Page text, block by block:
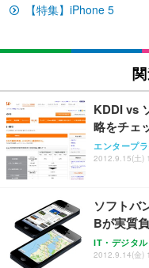
Sezlife オ
ワーク チ
レスト 3D
ョン PCチ
務用 おし
￥7,680
Sezlife オ
レスト 3D
ョン PCチ
務用 おし
￥7,680
ANDWINT
イト
【純正品
フック付き
￥49,979
【整備済み
応
￥15,800
【MiniLED/
ネオ・ル
り 単品
￥1,800
Smart
￥3,670
アイリスオ
【特集】iPhone 5
KDDI vs
略をチェ
エンタープ
2012.9.15(土)
ソフトバ
Bが実質
IT・デジタル
2012.9.14(金)